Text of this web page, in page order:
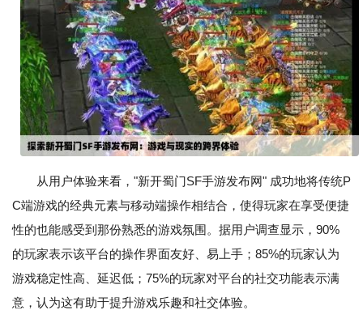
从用户体验来看，"新开蜀门SF手游发布网" 成功地将传统P
C端游戏的经典元素与移动端操作相结合，使得玩家在享受便捷
性的也能感受到那份熟悉的游戏氛围。据用户调查显示，90%
的玩家表示该平台的操作界面友好、易上手；85%的玩家认为
游戏稳定性高、延迟低；75%的玩家对平台的社交功能表示满
意，认为这有助于提升游戏乐趣和社交体验。